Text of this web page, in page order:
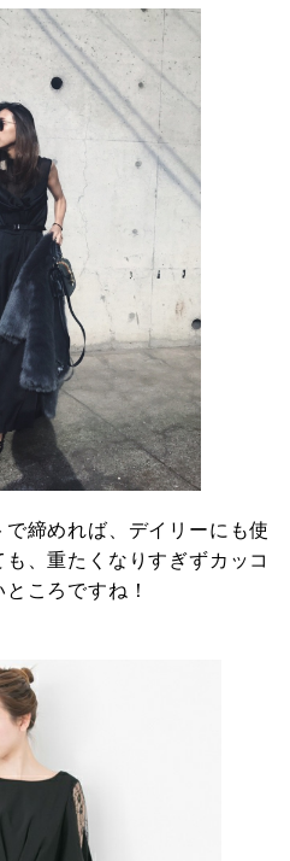
締めれば、デイリーにも使
、重たくなりすぎずカッコ
ころですね！